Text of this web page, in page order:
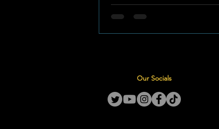
krag is om mee rekening te
teruggekeer van Nelspruit,
Potchefstroom Gimnasium
Trots in Nelspruit Die toernooi
Nelspruit bring van
Our Socials